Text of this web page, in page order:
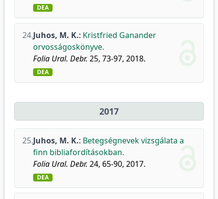
DEA
24.Juhos, M. K.: Kristfried Ganander
orvosságoskönyve.
Folia Ural. Debr. 25, 73-97, 2018.
DEA
2017
25.Juhos, M. K.: Betegségnevek vizsgálata a
finn bibliafordításokban.
Folia Ural. Debr. 24, 65-90, 2017.
DEA